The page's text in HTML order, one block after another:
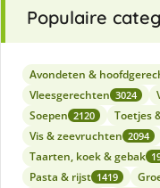
Populaire
Avondeten &
Vleesgerechten 3024
Soepen 2120 Toetjes
Vis & zeevruchten 2094
Taarten, koek & gebak
Pasta & rijst 1419